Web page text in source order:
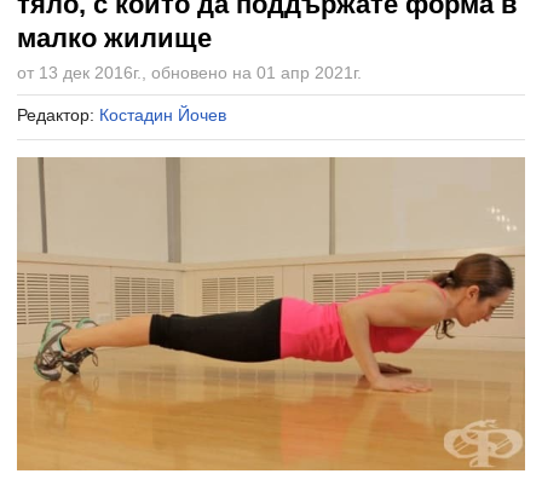
малко жилище
от 13 дек 2016г., обновено на 01 апр 2021г.
Редактор: Костадин Йочев